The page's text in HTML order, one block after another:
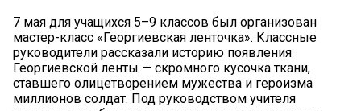
7 мая для учащихся 5–9 классов был организован
мастер-класс «Георгиевская ленточка». Классные
руководители рассказали историю появления
Георгиевской ленты — скромного кусочка ткани,
ставшего олицетворением мужества и героизма
миллионов солдат. Под руководством учителя